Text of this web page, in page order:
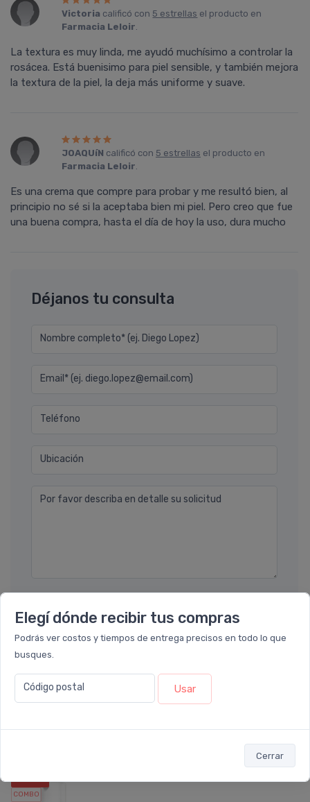
Elegí dónde recibir tus compras
Podrás ver costos y tiempos de entrega precisos en todo lo que
busques.
Código postal Usar
Cerrar
Victoria calificó con 5 estrellas el producto en
Farmacia Leloir.
La textura es muy linda, me ayudó muchísimo a controlar la
rosácea. Está buenisimo para piel sensible, y también mejora
la textura de la piel, la deja más uniforme y suave.
JOAQUíN calificó con 5 estrellas el producto en
Farmacia Leloir.
Es una crema que compre para probar y me resultó bien, al
principio no sé si la aceptaba bien mi piel. Pero creo que fue
una buena compra, hasta el día de hoy la uso, dura mucho
Déjanos tu consulta
Nombre completo* (ej. Diego Lopez)
Email* (ej. diego.lopez@email.com)
Teléfono
Ubicación
Por favor describa en detalle su solicitud
Enviar consulta
Sensitive Serum Facial
COMBO